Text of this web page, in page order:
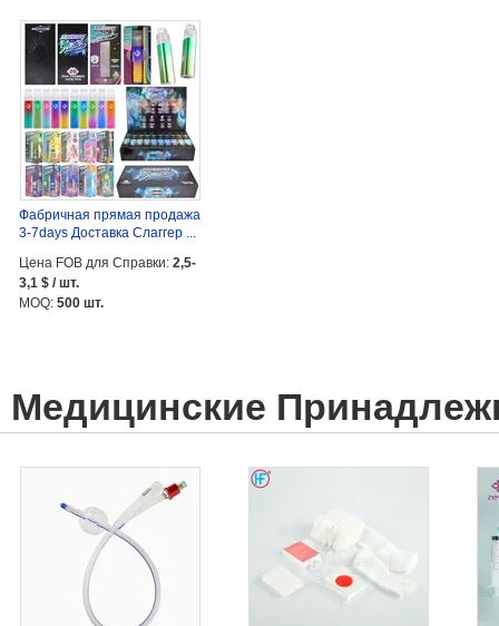
Фабричная прямая продажа
3-7days Доставка Слаггер ...
Цена FOB для Справки: 2,5-
3,1 $ / шт.
MOQ: 500 шт.
Медицинские